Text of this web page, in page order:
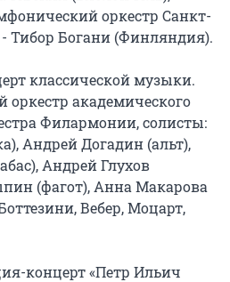
оркестр Санкт-
Тибор Богани (Финляндия).
классической музыки.
академического
Филармонии, солисты:
Андрей Догадин (альт),
Андрей Глухов
(фагот), Анна Макарова
Вебер, Моцарт,
концерт «Петр Ильич